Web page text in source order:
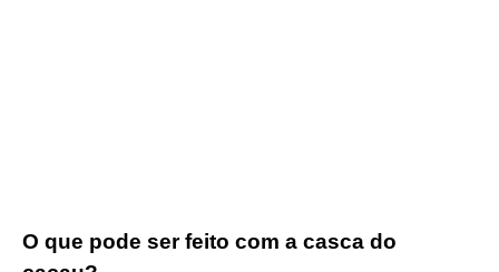
O que pode ser feito com a casca do